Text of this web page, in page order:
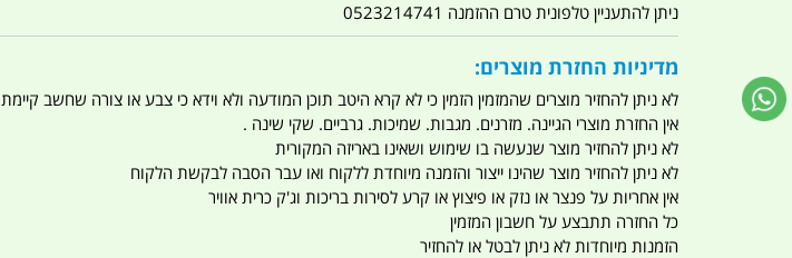
ניתן להתעניין טלפונית טרם ההזמנה 0523214741
מדיניות החזרת מוצרים:
לא ניתן להחזיר מוצרים שהמזמין הזמין כי לא קרא היטב תוכן המודעה ולא וידא כי צבע או צורה שחשב
אין החזרת מוצרי הגיינה. מזרנים. מגבות. שמיכות. גרביים. שקי שינה .
לא ניתן להחזיר מוצר שנעשה בו שימוש ושאינו באריזה המקורית
לא ניתן להחזיר מוצר שהינו ייצור והזמנה מיוחדת ללקוח ואו עבר הסבה לבקשת הלקוח
אין אחריות על פנצר או נזק או פיצוץ או קרע לסירות בריכות וג'ק כרית אוויר
כל החזרה תתבצע על חשבון המזמין
הזמנות מיוחדות לא ניתן לבטל או להחזיר